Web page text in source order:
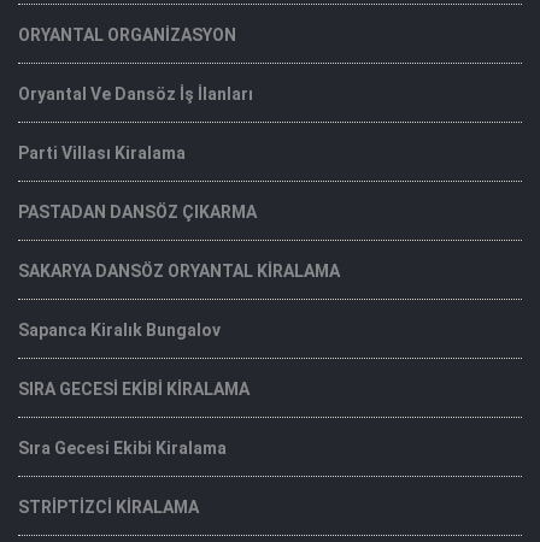
ORYANTAL ORGANİZASYON
Oryantal Ve Dansöz İş İlanları
Parti Villası Kiralama
PASTADAN DANSÖZ ÇIKARMA
SAKARYA DANSÖZ ORYANTAL KİRALAMA
Sapanca Kiralık Bungalov
SIRA GECESİ EKİBİ KİRALAMA
Sıra Gecesi Ekibi Kiralama
STRİPTİZCİ KİRALAMA